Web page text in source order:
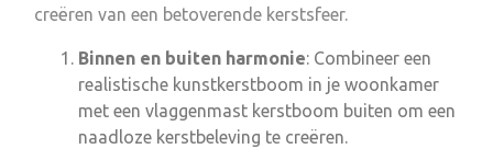
creëren van een betoverende kerstsfeer.
Binnen en buiten harmonie: Combineer een
realistische kunstkerstboom in je woonkamer
met een vlaggenmast kerstboom buiten om een
naadloze kerstbeleving te creëren.